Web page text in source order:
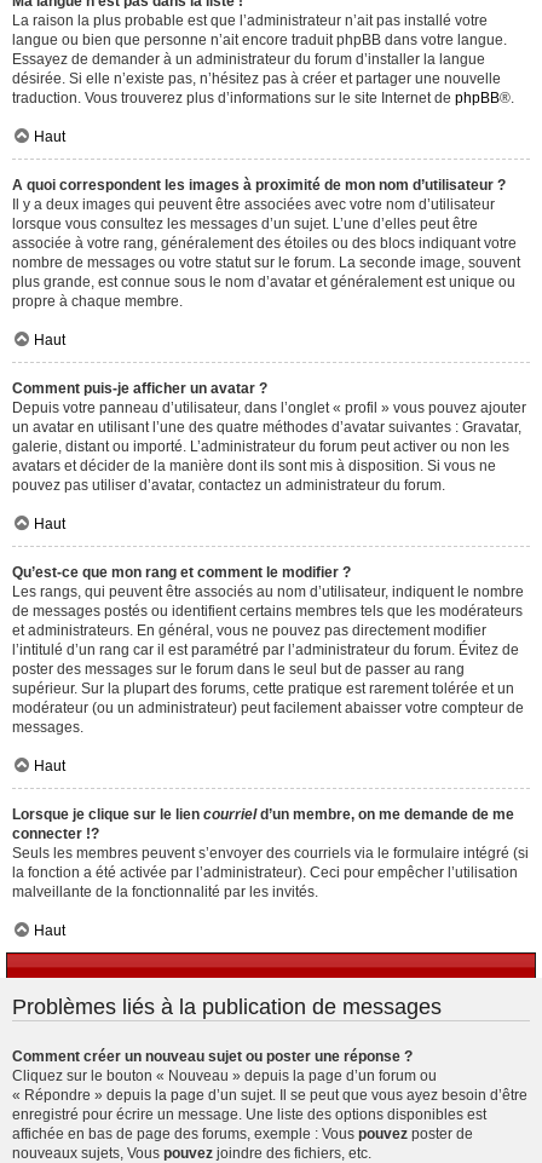
La raison la plus probable est que l’administrateur n’ait pas installé votre
langue ou bien que personne n’ait encore traduit phpBB dans votre langue.
Essayez de demander à un administrateur du forum d’installer la langue
désirée. Si elle n’existe pas, n’hésitez pas à créer et partager une nouvelle
traduction. Vous trouverez plus d’informations sur le site Internet de phpBB®.
Haut
A quoi correspondent les images à proximité de mon nom d’utilisateur ?
Il y a deux images qui peuvent être associées avec votre nom d’utilisateur
lorsque vous consultez les messages d’un sujet. L’une d’elles peut être
associée à votre rang, généralement des étoiles ou des blocs indiquant votre
nombre de messages ou votre statut sur le forum. La seconde image, souvent
plus grande, est connue sous le nom d’avatar et généralement est unique ou
propre à chaque membre.
Haut
Comment puis-je afficher un avatar ?
Depuis votre panneau d’utilisateur, dans l’onglet « profil » vous pouvez ajouter
un avatar en utilisant l’une des quatre méthodes d’avatar suivantes : Gravatar,
galerie, distant ou importé. L’administrateur du forum peut activer ou non les
avatars et décider de la manière dont ils sont mis à disposition. Si vous ne
pouvez pas utiliser d’avatar, contactez un administrateur du forum.
Haut
Qu’est-ce que mon rang et comment le modifier ?
Les rangs, qui peuvent être associés au nom d’utilisateur, indiquent le nombre
de messages postés ou identifient certains membres tels que les modérateurs
et administrateurs. En général, vous ne pouvez pas directement modifier
l’intitulé d’un rang car il est paramétré par l’administrateur du forum. Évitez de
poster des messages sur le forum dans le seul but de passer au rang
supérieur. Sur la plupart des forums, cette pratique est rarement tolérée et un
modérateur (ou un administrateur) peut facilement abaisser votre compteur de
messages.
Haut
Lorsque je clique sur le lien courrield’un membre, on me demande de me
connecter !?
Seuls les membres peuvent s’envoyer des courriels via le formulaire intégré (si
la fonction a été activée par l’administrateur). Ceci pour empêcher l’utilisation
malveillante de la fonctionnalité par les invités.
Haut
Problèmes liés à la publication de messages
Comment créer un nouveau sujet ou poster une réponse ?
Cliquez sur le bouton « Nouveau » depuis la page d’un forum ou
« Répondre » depuis la page d’un sujet. Il se peut que vous ayez besoin d’être
enregistré pour écrire un message. Une liste des options disponibles est
affichée en bas de page des forums, exemple : Vous pouvez poster de
nouveaux sujets, Vous pouvez joindre des fichiers, etc.